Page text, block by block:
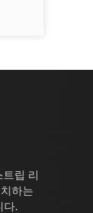
립 리
하는
다.